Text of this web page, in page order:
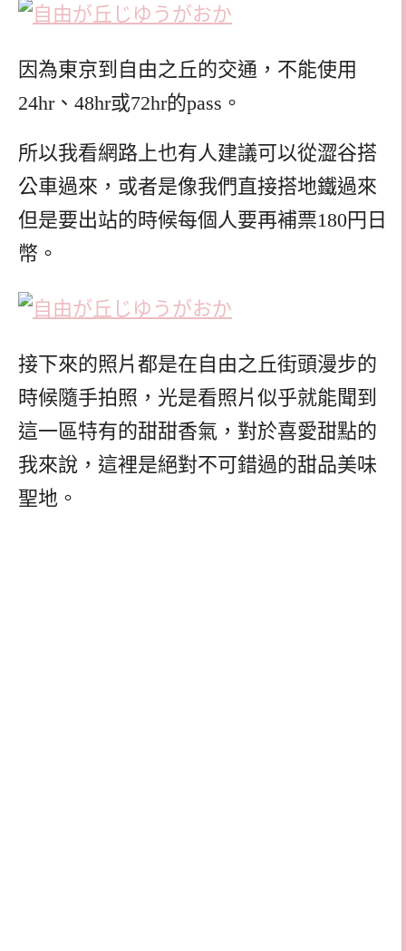
因為東京到自由之丘的交通，不能使用
24hr、48hr或72hr的pass。
所以我看網路上也有人建議可以從澀谷搭
公車過來，或者是像我們直接搭地鐵過來
但是要出站的時候每個人要再補票180円日
幣。
接下來的照片都是在自由之丘街頭漫步的
時候隨手拍照，光是看照片似乎就能聞到
這一區特有的甜甜香氣，對於喜愛甜點的
我來說，這裡是絕對不可錯過的甜品美味
聖地。